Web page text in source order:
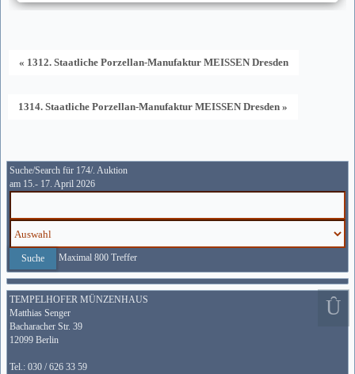
« 1312. Staatliche Porzellan-Manufaktur MEISSEN Dresden
1314. Staatliche Porzellan-Manufaktur MEISSEN Dresden »
Suche/Search für 174/. Auktion
am 15.- 17. April 2026
Maximal 800 Treffer
TEMPELHOFER MÜNZENHAUS
Matthias Senger
Bacharacher Str. 39
12099 Berlin
Tel.: 030 / 626 33 59